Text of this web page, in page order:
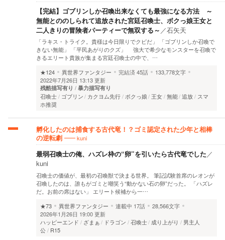
【完結】ゴブリンしか召喚出来なくても最強になる方法 ～
無能とののしられて追放された宮廷召喚士、ボクっ娘王女と
二人きりの冒険者パーティーで無双する～ ／石矢天
「ラキス・トライク。貴様は今日限りでクビだ」 「ゴブリンしか召喚で
きない無能」 「平民あがりのクズ」 強大で希少なモンスターを召喚で
きるエリート貴族が集まる宮廷召喚士の中で、…
★124
異世界ファンタジー 完結済45話
133,778文字
2022年7月26日 13:13 更新
残酷描写有り 暴力描写有り
召喚士 ゴブリン カクヨム先行 ボクっ娘 王女 無能 追放
スマ
ホ推奨
孵化したのは捕食する古代竜！？ゴミ認定された少年と相棒
の逆転劇
kuni
最弱召喚士の俺、ハズレ枠の“卵”を引いたら古代竜でした／
kuni
召喚士の価値が、最初の召喚獣で決まる世界。 筆記試験首席のレオンが
召喚したのは、誰もがゴミと嘲笑う“動かない石の卵”だった。 「ハズレ
だ。お前の席はない」 エリート候補から一…
★73
異世界ファンタジー 連載中 17話
28,566文字
2026年1月26日 19:00 更新
ハッピーエンド
ざまぁ ドラゴン 召喚士 成り上がり
男主人
公
R15